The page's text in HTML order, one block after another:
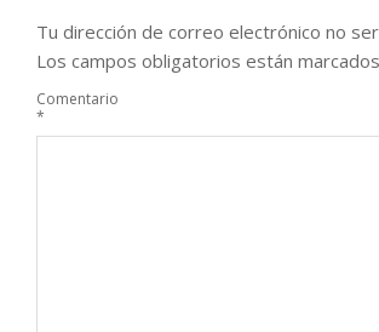
Tu dirección de correo electrónico no
Los campos obligatorios están
Comentario
*